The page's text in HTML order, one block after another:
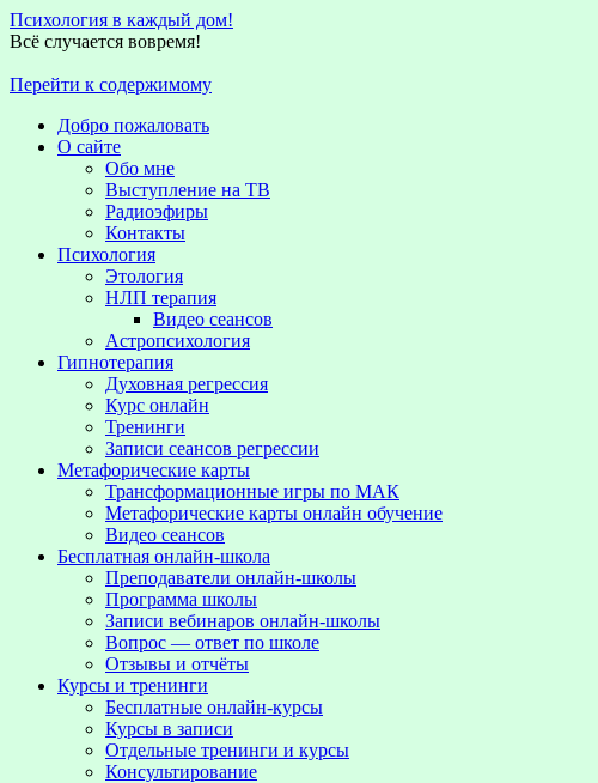
Психология в каждый дом!
Всё случается вовремя!
Перейти к содержимому
Добро пожаловать
О сайте
Обо мне
Выступление на TВ
Радиоэфиры
Контакты
Психология
Этология
НЛП терапия
Видео сеансов
Астропсихология
Гипнотерапия
Духовная регрессия
Курс онлайн
Тренинги
Записи сеансов регрессии
Метафорические карты
Трансформационные игры по МАК
Метафорические карты онлайн обучение
Видео сеансов
Бесплатная онлайн-школа
Преподаватели онлайн-школы
Программа школы
Записи вебинаров онлайн-школы
Вопрос — ответ по школе
Отзывы и отчёты
Курсы и тренинги
Бесплатные онлайн-курсы
Курсы в записи
Отдельные тренинги и курсы
Консультирование